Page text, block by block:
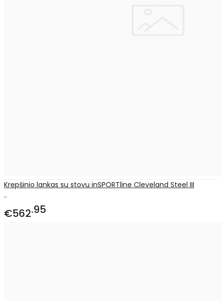
Krepšinio lankas su stovu inSPORTline Cleveland Steel III
..
€562 95